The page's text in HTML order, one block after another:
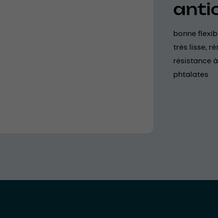
bonne
très lisse,
résistance
phtalates